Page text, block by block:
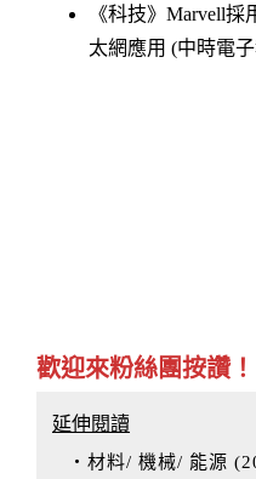
《科技》Marvell
太網應用 (中時電子
歡迎來粉絲團按讚！
延伸閱讀
‧材料/ 機械/ 能源